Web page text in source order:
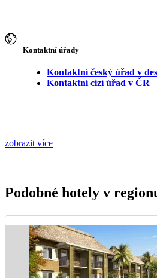
Kontaktní úřady
Kontaktní český úřad v
Kontaktní cizí úřad v ČR
zobrazit více
Podobné hotely v